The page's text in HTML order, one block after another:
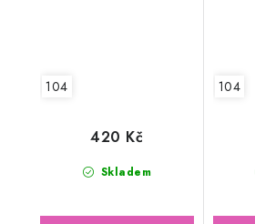
104
Skladem
420 Kč
104